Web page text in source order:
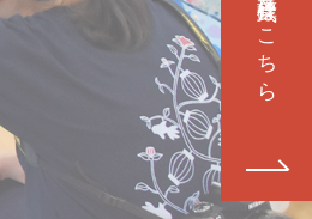
各種様式はこちら